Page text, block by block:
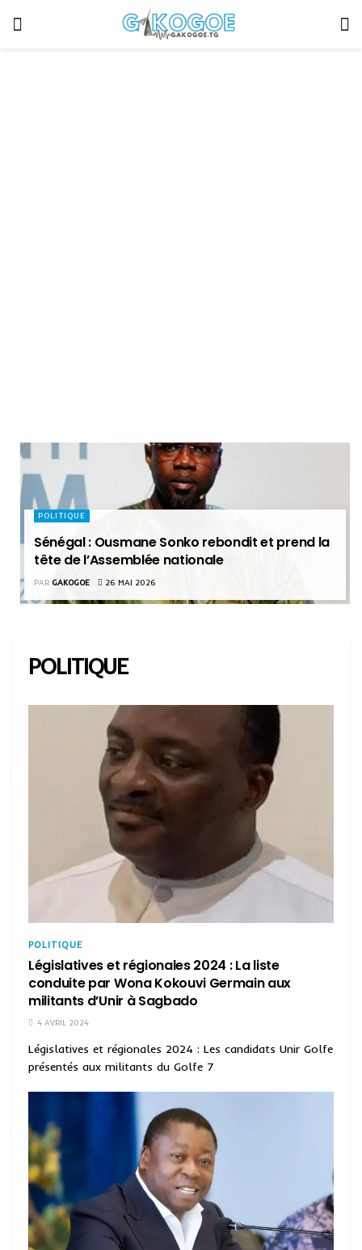
POLITIQUE
Sénégal : Ousmane Sonko rebondit et prend la
tête de l’Assemblée nationale
PAR GAKOGOE 26 MAI 2026
POLITIQUE
POLITIQUE
Législatives et régionales 2024 : La liste
conduite par Wona Kokouvi Germain aux
militants d’Unir à Sagbado
4 AVRIL 2024
Législatives et régionales 2024 : Les candidats Unir Golfe
présentés aux militants du Golfe 7